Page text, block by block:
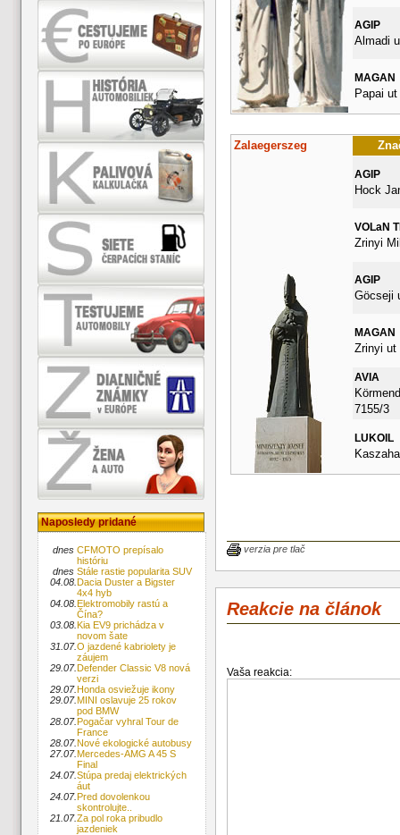
Naposledy pridané
dnes CFMOTO prepísalo
históriu
dnes Stále rastie popularita SUV
04.08.Dacia Duster a Bigster
4x4 hyb
04.08.Elektromobily rastú a
Čína?
03.08.Kia EV9 prichádza v
novom šate
31.07.O jazdené kabriolety je
záujem
29.07.Defender Classic V8 nová
verzi
29.07.Honda osviežuje ikony
29.07.MINI oslavuje 25 rokov
pod BMW
28.07.Pogačar vyhral Tour de
France
28.07.Nové ekologické autobusy
27.07.Mercedes-AMG A 45 S
Final
24.07.Stúpa predaj elektrických
áut
24.07.Pred dovolenkou
skontrolujte..
21.07.Za pol roka pribudlo
jazdeniek
AGIP
Almadi
MAGAN
Papai ut
Zalaegerszeg
AGIP
Hock
VOLaN
Zrinyi
AGIP
Göcseji
MAGAN
Zrinyi ut
AVIA
7155/3
LUKOIL
verzia pre tlač
Reakcie na článok
Vaša reakcia: